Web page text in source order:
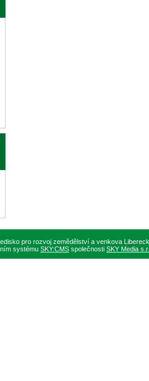
pro rozvoj zemědělství a venkova
systému SKY:CMS společnosti SKY Media